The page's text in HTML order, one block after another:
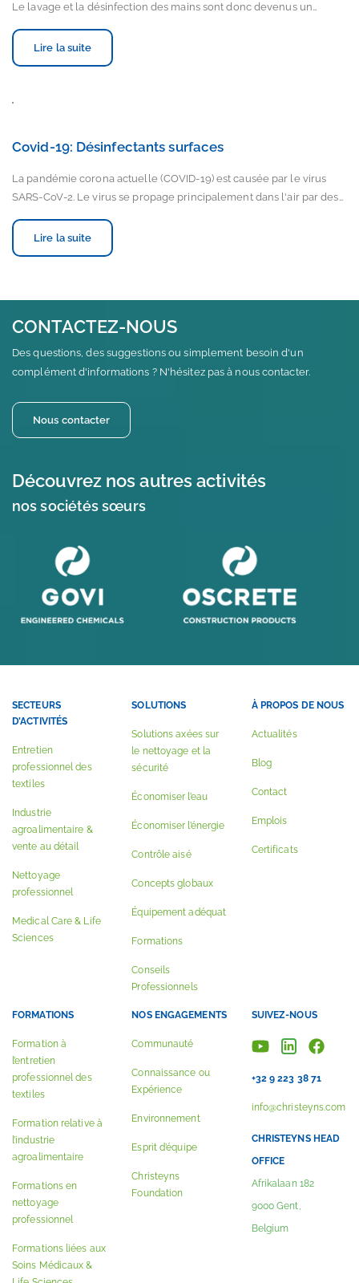
Le lavage et la désinfection des mains sont donc devenus un…
Lire la suite
Covid-19: Désinfectants surfaces
La pandémie corona actuelle (COVID-19) est causée par le virus
SARS-CoV-2. Le virus se propage principalement dans l'air par des…
Lire la suite
CONTACTEZ-NOUS
Des questions, des suggestions ou simplement besoin d'un
complément d'informations ? N'hésitez pas à nous contacter.
Nous contacter
Découvrez nos autres activités
nos sociétés sœurs
SECTEURS
D’ACTIVITÉS
Entretien
professionnel des
textiles
Industrie
agroalimentaire &
vente au détail
Nettoyage
professionnel
Medical Care & Life
Sciences
SOLUTIONS
Solutions axées sur
le nettoyage et la
sécurité
Économiser l’eau
Économiser l’énergie
Contrôle aisé
Concepts globaux
Équipement adéquat
Formations
Conseils
Professionnels
À PROPOS DE NOUS
Actualités
Blog
Contact
Emplois
Certificats
FORMATIONS
Formation à
l’entretien
professionnel des
textiles
Formation relative à
l’industrie
agroalimentaire
Formations en
nettoyage
professionnel
Formations liées aux
Soins Médicaux &
NOS ENGAGEMENTS
Communauté
Connaissance ou
Expérience
Environnement
Esprit d’équipe
Christeyns
Foundation
SUIVEZ-NOUS
+32 9 223 38 71
info@christeyns.com
CHRISTEYNS HEAD
OFFICE
Afrikalaan 182
9000 Gent,
Belgium